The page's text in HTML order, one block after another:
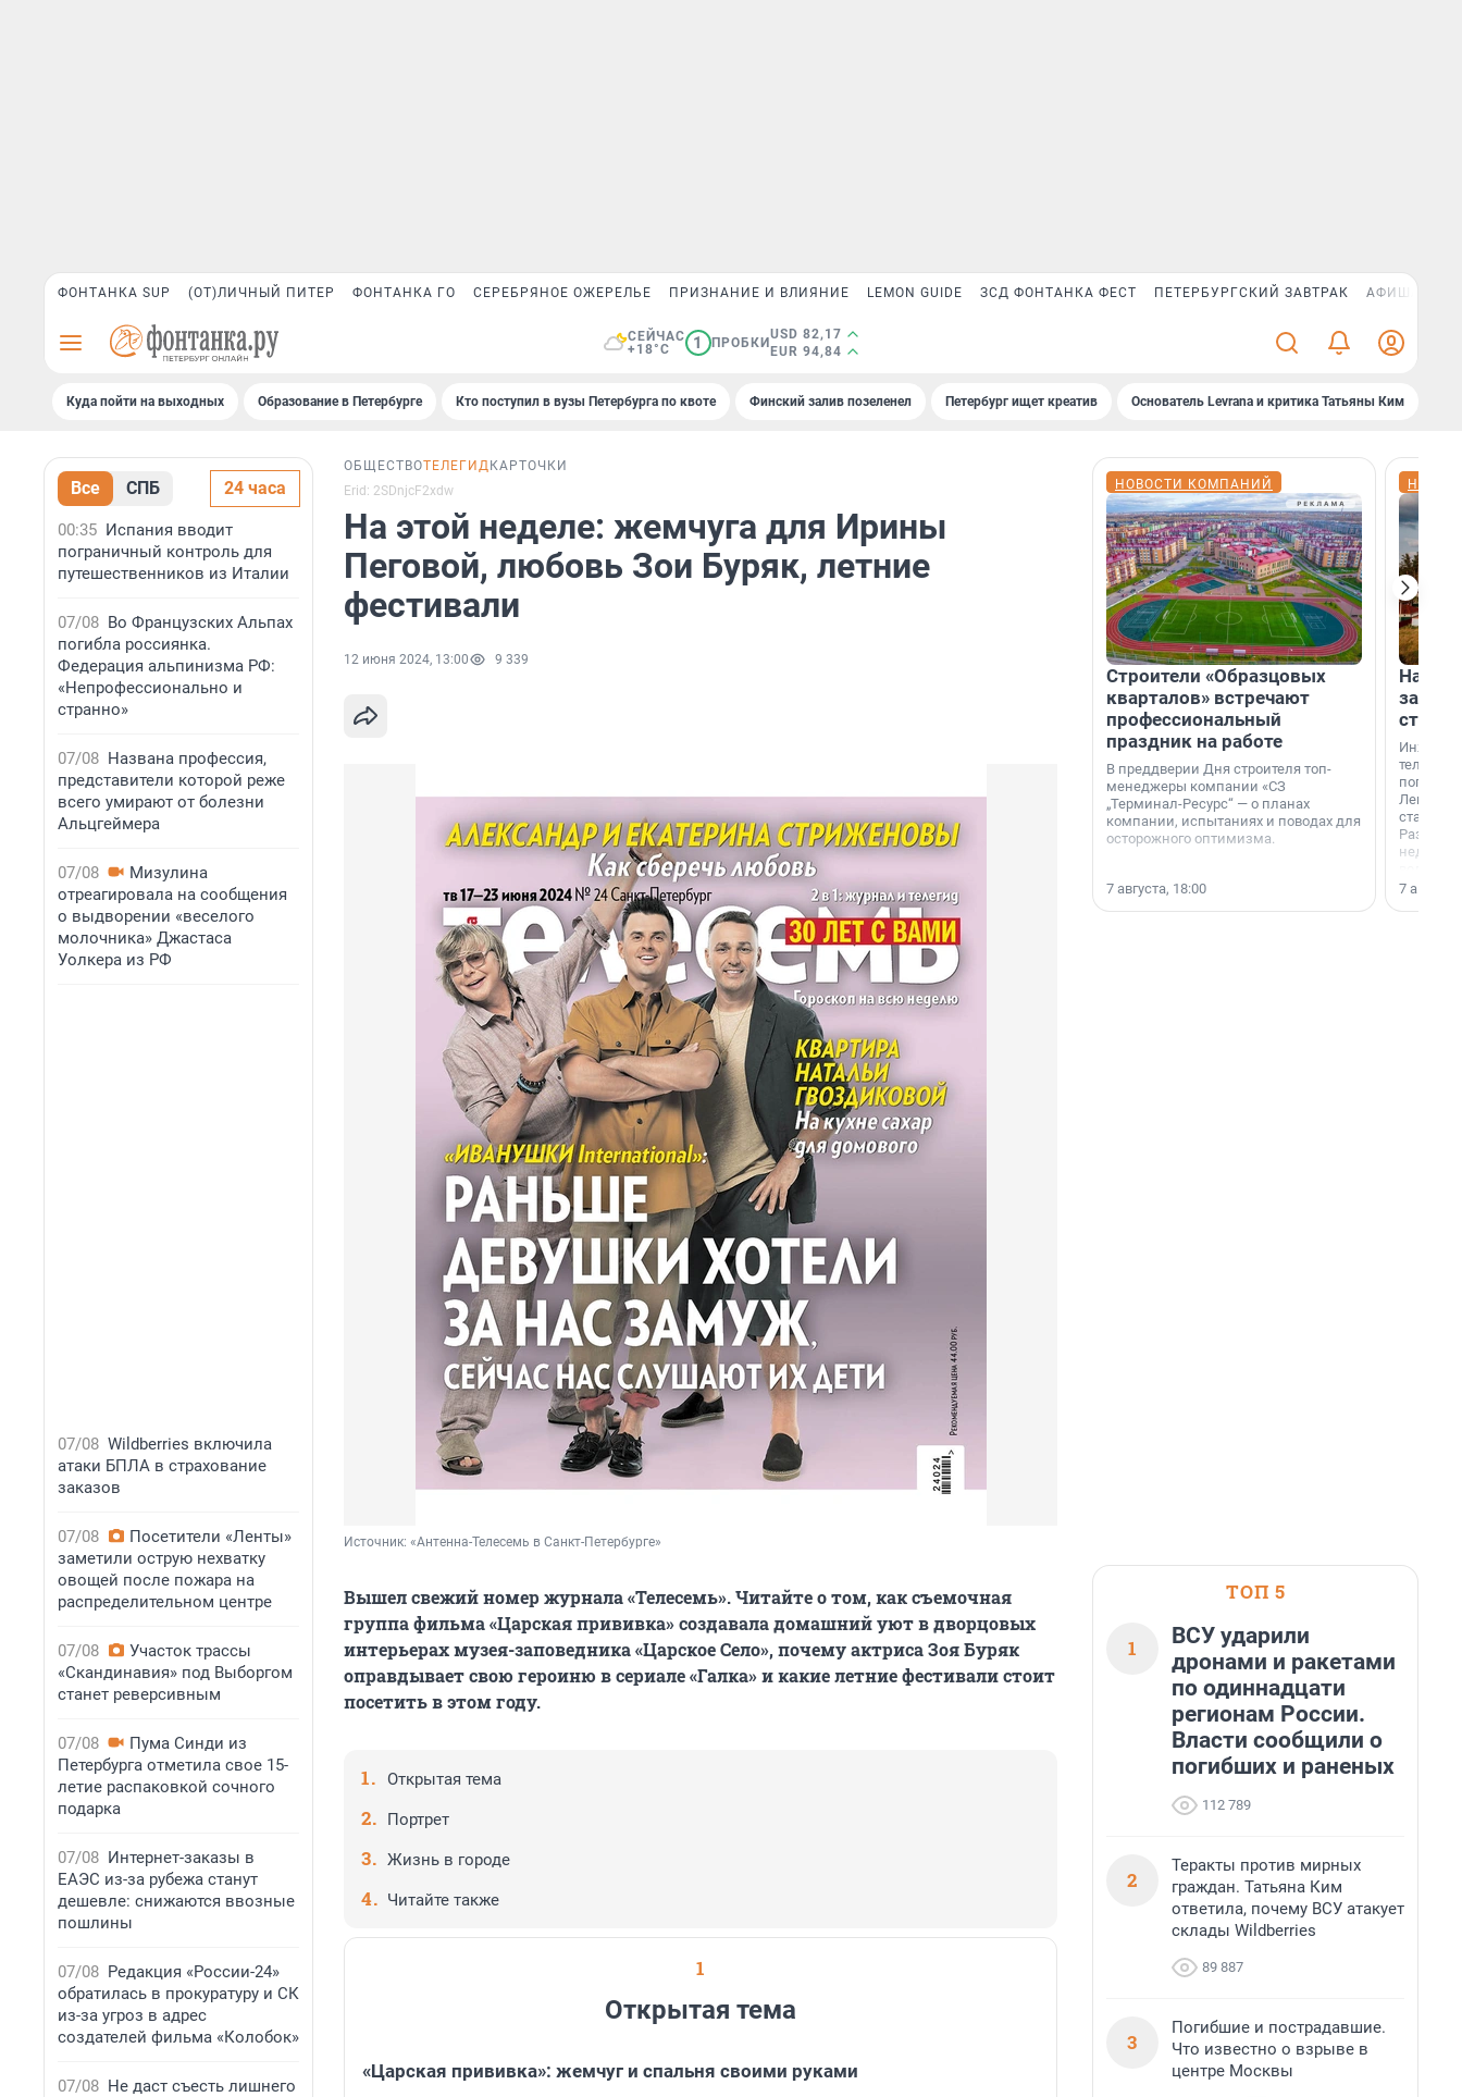
ФОНТАНКА SUP (ОТ)ЛИЧНЫЙ ПИТЕР ФОНТАНКА ГО СЕРЕБРЯНОЕ ОЖЕРЕЛЬЕ ПРИЗНАНИЕ И ВЛИЯНИЕ LEMON GUIDE ЗСД ФОНТАНКА ФЕСТ ПЕТЕРБУРГСКИЙ ЗАВТРАК АФИША PLUS
СЕЙЧАС
+18°C
1 ПРОБКИ
USD 82,17
EUR 94,84
Куда пойти на выходных Образование в Петербурге Кто поступил в вузы Петербурга по квоте Финский залив позеленел Петербург ищет креатив Основатель Levrana и критика Татьяны Ким
Все СПБ 24 часа
00:35 Испания вводит
пограничный контроль для
путешественников из Италии
07/08 Во Французских Альпах
погибла россиянка.
Федерация альпинизма РФ:
«Непрофессионально и
странно»
07/08 Названа профессия,
представители которой реже
всего умирают от болезни
Альцгеймера
07/08
Мизулина
отреагировала на сообщения
о выдворении «веселого
молочника» Джастаса
Уолкера из РФ
07/08 Wildberries включила
атаки БПЛА в страхование
заказов
07/08
Посетители «Ленты»
заметили острую нехватку
овощей после пожара на
распределительном центре
07/08
Участок трассы
«Скандинавия» под Выборгом
станет реверсивным
07/08
Пума Синди из
Петербурга отметила свое 15-
летие распаковкой сочного
подарка
07/08 Интернет-заказы в
ЕАЭС из-за рубежа станут
дешевле: снижаются ввозные
пошлины
07/08 Редакция «России-24»
обратилась в прокуратуру и СК
из-за угроз в адрес
создателей фильма «Колобок»
07/08 Не даст съесть лишнего
ОБЩЕСТВОТЕЛЕГИД КАРТОЧКИ
Erid: 2SDnjcF2xdw
На этой неделе: жемчуга для Ирины
Пеговой, любовь Зои Буряк, летние
фестивали
12 июня 2024, 13:00 9 339
Источник: «Антенна-Телесемь в Санкт-Петербурге»
Вышел свежий номер журнала «Телесемь». Читайте о том, как съемочная
группа фильма «Царская прививка» создавала домашний уют в дворцовых
интерьерах музея-заповедника «Царское Село», почему актриса Зоя Буряк
оправдывает свою героиню в сериале «Галка» и какие летние фестивали стоит
посетить в этом году.
Открытая тема
Портрет
Жизнь в городе
Читайте также
1
Открытая тема
«Царская прививка»: жемчуг и спальня своими руками
НОВОСТИ КОМПАНИЙ
Строители «Образцовых
кварталов» встречают
профессиональный
праздник на работе
В преддверии Дня строителя топ-
менеджеры компании «СЗ
„Терминал-Ресурс“ — о планах
компании, испытаниях и поводах для
осторожного оптимизма.
7 августа, 18:00
На
станции
7
ТОП 5
1
ВСУ ударили
дронами и ракетами
по одиннадцати
регионам России.
Власти сообщили о
погибших и раненых
112 789
2
Теракты против мирных
граждан. Татьяна Ким
ответила, почему ВСУ атакует
склады Wildberries
89 887
3
Погибшие и пострадавшие.
Что известно о взрыве в
центре Москвы